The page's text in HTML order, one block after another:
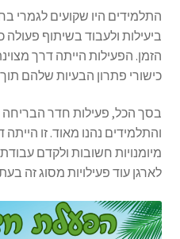
צור קשר
Products
search
התלמידים היו שקועים לגמרי
ביעילות ולעבוד בשיתוף
הזמן. הפעילות הייתה דרך
כישורי פתרון הבעיות שלהם
בסך הכל, פעילות חדר הבריחה
והתלמידים נהנו מאוד. זו
מיומנויות חשובות ולקדם
לארגן עוד פעילויות מסוג זה